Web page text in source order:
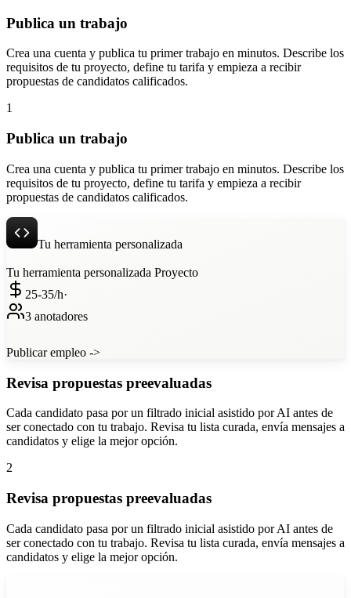
Publica un trabajo
Crea una cuenta y publica tu primer trabajo en minutos. Describe los
requisitos de tu proyecto, define tu tarifa y empieza a recibir
propuestas de candidatos calificados.
1
Publica un trabajo
Crea una cuenta y publica tu primer trabajo en minutos. Describe los
requisitos de tu proyecto, define tu tarifa y empieza a recibir
propuestas de candidatos calificados.
Tu herramienta personalizada
Tu herramienta personalizada Proyecto
25-35/h·
3 anotadores
Publicar empleo ->
Revisa propuestas preevaluadas
Cada candidato pasa por un filtrado inicial asistido por AI antes de
ser conectado con tu trabajo. Revisa tu lista curada, envía mensajes a
candidatos y elige la mejor opción.
2
Revisa propuestas preevaluadas
Cada candidato pasa por un filtrado inicial asistido por AI antes de
ser conectado con tu trabajo. Revisa tu lista curada, envía mensajes a
candidatos y elige la mejor opción.